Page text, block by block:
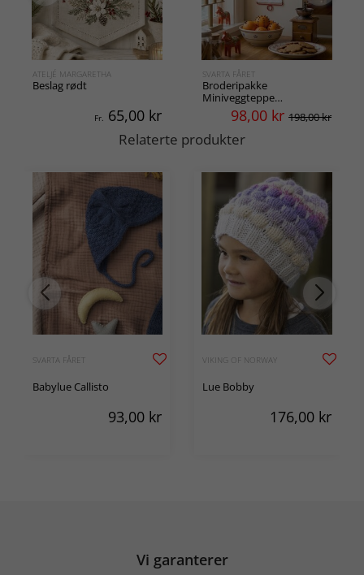
ATELJÉ MARGARETHA
Beslag rødt
Fr. 65,00 kr
SVARTA FÅRET
Broderipakke
Miniveggteppe
Klatrenisser
98,00 kr 198,00 kr
Relaterte produkter
SVARTA FÅRET
Babylue Callisto
93,00 kr
VIKING OF NORWAY
Lue Bobby
176,00 kr
Vi garanterer